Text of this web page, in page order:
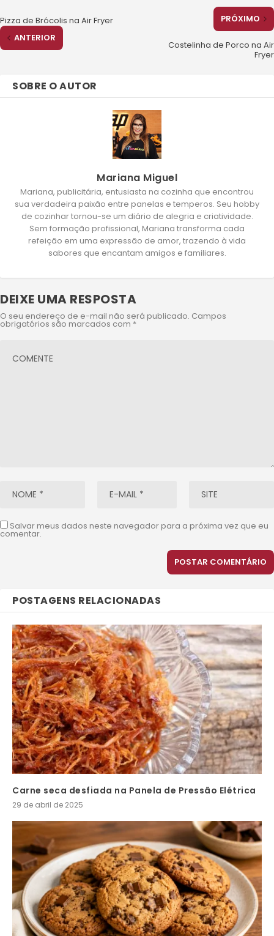
Pizza de Brócolis na Air Fryer
ANTERIOR
PRÓXIMO
Costelinha de Porco na Air
Fryer
SOBRE O AUTOR
Mariana Miguel
Mariana, publicitária, entusiasta na cozinha que encontrou
sua verdadeira paixão entre panelas e temperos. Seu hobby
de cozinhar tornou-se um diário de alegria e criatividade.
Sem formação profissional, Mariana transforma cada
refeição em uma expressão de amor, trazendo à vida
sabores que encantam amigos e familiares.
DEIXE UMA RESPOSTA
O seu endereço de e-mail não será publicado. Campos
obrigatórios são marcados com *
Salvar meus dados neste navegador para a próxima vez que eu
comentar.
POSTAGENS RELACIONADAS
Carne seca desfiada na Panela de Pressão Elétrica
29 de abril de 2025